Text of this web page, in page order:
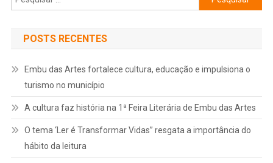
por:
POSTS RECENTES
Embu das Artes fortalece cultura, educação e impulsiona o
turismo no município
A cultura faz história na 1ª Feira Literária de Embu das Artes
O tema ‘Ler é Transformar Vidas” resgata a importância do
hábito da leitura